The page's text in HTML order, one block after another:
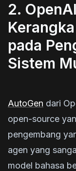
2.
pada
Sistem
AutoGen dari
open-source
pengembang
agen yang
model bahasa